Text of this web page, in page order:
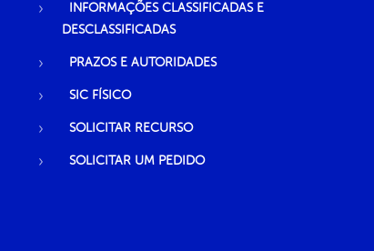
INFORMAÇÕES CLASSIFICADAS E
DESCLASSIFICADAS
PRAZOS E AUTORIDADES
SIC FÍSICO
SOLICITAR RECURSO
SOLICITAR UM PEDIDO